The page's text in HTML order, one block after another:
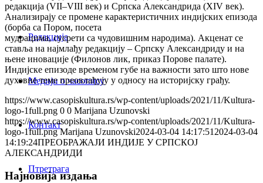
Редакција
Медији о часопису
Контакт
Птретрага
редакција (VII–VIII век) и Српска Александрида (XIV век).
Анализирају се промене карактеристичних индијских епизода
(борба са Пором, посета
мудрацима, сусрети са чудовишним народима). Акценат се
ставља на најмлађу редакцију – Српску Александриду и на
њене иновације (Филонов лик, приказ Порове палате).
Индијске епизоде временом губе на важности зато што нове
духовнe теме преовлађују у односу на историјску грађу.
https://www.casopiskultura.rs/wp-content/uploads/2021/11/Kultura-
logo-1full.png 0 0 Marijana Uzunovski
https://www.casopiskultura.rs/wp-content/uploads/2021/11/Kultura-
logo-1full.png Marijana Uzunovski2024-03-04 14:17:512024-03-04
14:19:24ПРЕОБРАЖАЈИ ИНДИЈЕ У СРПСКОЈ
АЛЕКСАНДРИДИ
Најновија издања